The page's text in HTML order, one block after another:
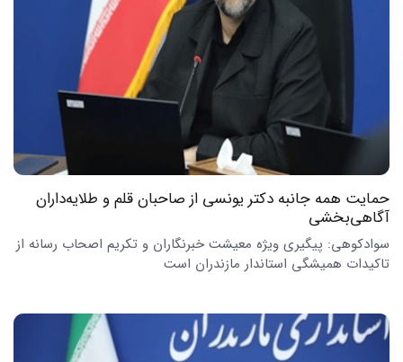
حمایت همه جانبه دکتر یونسی از صاحبان قلم و طلایه‌داران
آگاهی‌بخشی
سوادکوهی: پیگیری ویژه معیشت خبرنگاران و تکریم اصحاب رسانه از
تاکیدات همیشگی استاندار مازندران است